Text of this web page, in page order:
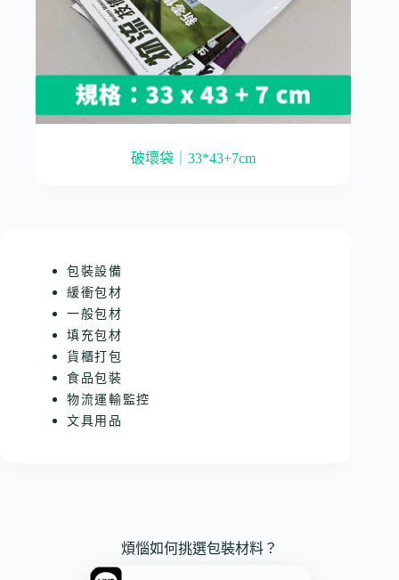
破壞袋｜33*43+7cm
包裝設備
緩衝包材
一般包材
填充包材
貨櫃打包
食品包裝
物流運輸監控
文具用品
煩惱如何挑選包裝材料？